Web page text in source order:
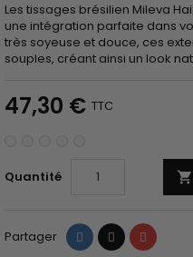
Les tissages brésilien Mileva
une intégration parfaite dans
très soyeuse et douce, ces
souples, créant ainsi un look
47,30 € TTC
Quantité

Partager PartagerTweet Pinterest